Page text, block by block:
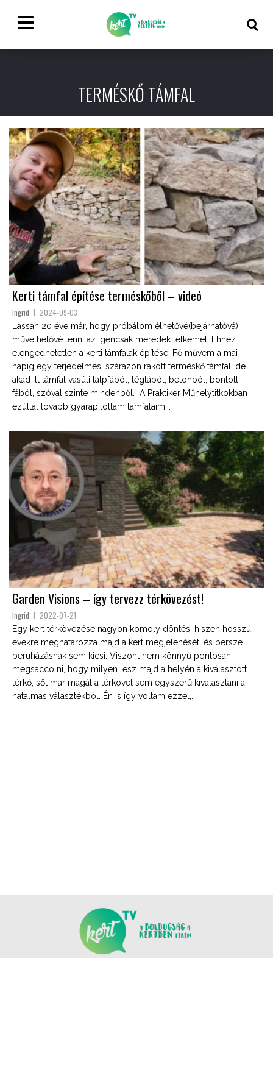
TERMÉSKŐ TÁMFAL
Kerti támfal építése terméskőből – videó
Ingrid 2024-09-03
Lassan 20 éve már, hogy próbálom élhetővé(bejárhatóvá),
művelhetővé tenni az igencsak meredek telkemet. Ehhez
elengedhetetlen a kerti támfalak építése. Fő művem a mai
napig egy terjedelmes, szárazon rakott terméskő támfal, de
akad itt támfal vasúti talpfából, téglából, betonból, bontott
fából, szóval szinte mindenből. A Praktiker Műhelytitkokban
ezúttal tovább gyarapítottam támfalaim...
Garden Visions – így tervezz térkövezést!
Ingrid 2022-07-21
Egy kert térkövezése nagyon komoly döntés, hiszen hosszú
évekre meghatározza majd a kert megjelenését, és persze
beruházásnak sem kicsi. Viszont nem könnyű pontosan
megsaccolni, hogy milyen lesz majd a helyén a kiválasztott
térkő, sőt már magát a térkövet sem egyszerű kiválasztani a
hatalmas választékból. Én is így voltam ezzel,...